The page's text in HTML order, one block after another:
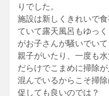
りでした。
施設は新しくきれいで
ていて露天風呂もゆっ
がお子さんが騒いでい
親子がいたり、一度も
だらけでこまめに掃除
混んでいるからこそ掃
促しても良いのでは？